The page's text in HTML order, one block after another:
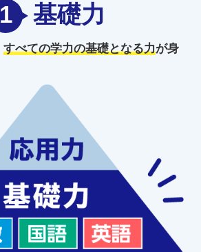
1 基礎力
すべての学力の基礎となる力が身